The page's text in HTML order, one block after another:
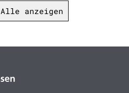
Alle anzeigen